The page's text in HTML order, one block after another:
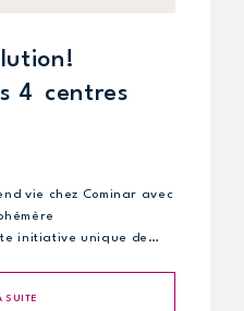
4 centres
vie chez Cominar avec
initiative unique de…
SUITE